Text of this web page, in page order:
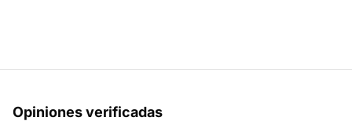
Opiniones verificadas